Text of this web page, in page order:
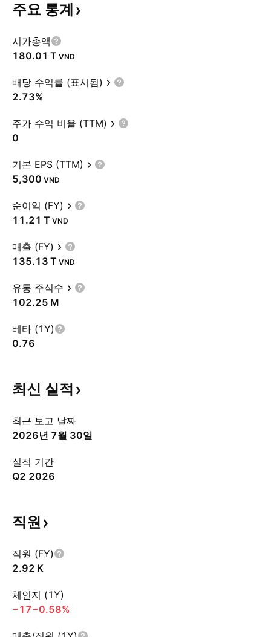
주요 통계
시가총액
‪180.01 T‬ VND
배당 수익률 (표시됨)
2.73%
주가 수익 비율 (TTM)
0
기본 EPS (TTM)
5,300 VND
순이익 (FY)
‪11.21 T‬ VND
매출 (FY)
‪135.13 T‬ VND
유통 주식수
‪102.25 M‬
베타 (1Y)
0.76
최신 실적
최근 보고 날짜
2026년 7월 30일
실적 기간
Q2 2026
직원
직원 (FY)
‪2.92 K‬
체인지 (1Y)
−17−0.58%